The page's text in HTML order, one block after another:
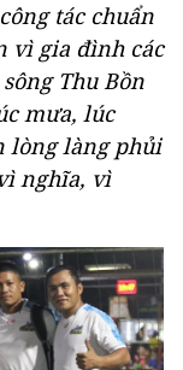
tác chuẩn
vì gia đình các
Thu Bồn
mưa, lúc
lòng làng phủi
nghĩa, vì